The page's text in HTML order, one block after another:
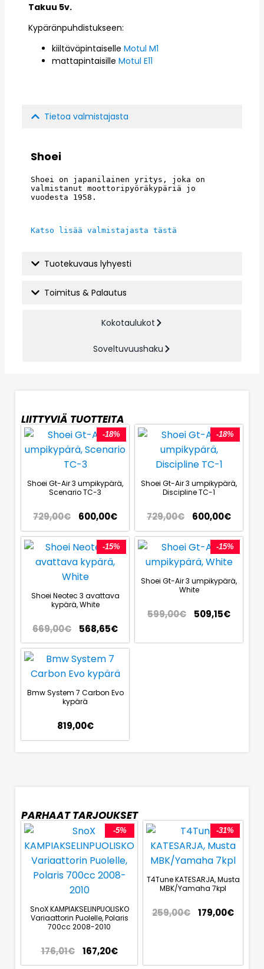
Takuu 5v.
Kypäränpuhdistukseen:
kiiltäväpintaiselle Motul M1
mattapintaisille Motul E11
Tietoa valmistajasta
Shoei
Shoei on japanilainen yritys, joka on
valmistanut moottoripyöräkypäriä jo
vuodesta 1958.
Katso lisää valmistajasta tästä
Tuotekuvaus lyhyesti
Toimitus & Palautus
Kokotaulukot
Soveltuvuushaku
LIITTYVIÄ TUOTTEITA
-18%
Shoei Gt-Air 3 umpikypärä,
Scenario TC-3
729,00€ 600,00€
-18%
Shoei Gt-Air 3 umpikypärä,
Discipline TC-1
729,00€ 600,00€
-15%
Shoei Neotec 3 avattava
kypärä, White
669,00€ 568,65€
-15%
Shoei Gt-Air 3 umpikypärä,
White
599,00€ 509,15€
Bmw System 7 Carbon Evo
kypärä
819,00€
PARHAAT TARJOUKSET
-5%
SnoX KAMPIAKSELINPUOLISKO
Variaattorin Puolelle, Polaris
700cc 2008-2010
176,01€ 167,20€
-31%
T4Tune KATESARJA, Musta
MBK/Yamaha 7kpl
259,00€ 179,00€